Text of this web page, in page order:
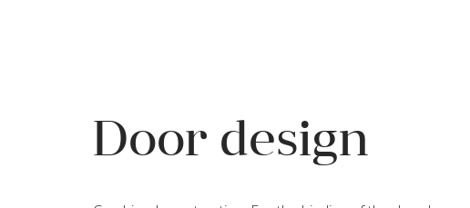
Door design